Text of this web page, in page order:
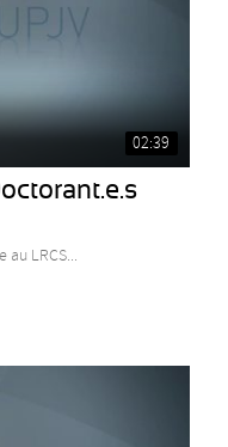
02:39
au LRCS...